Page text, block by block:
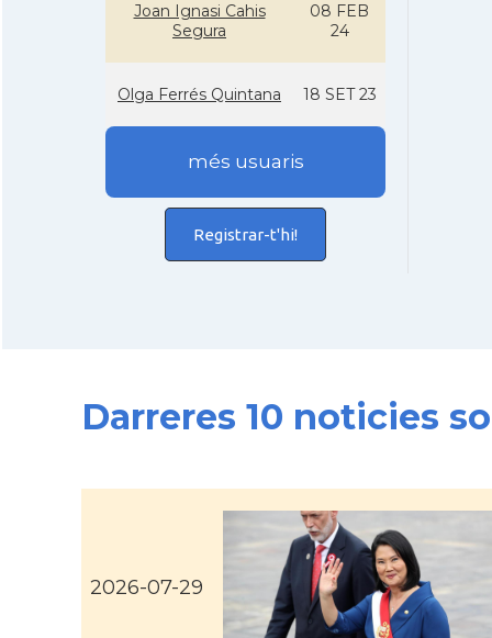
Joan Ignasi Cahis
Segura
08 FEB
24
Olga Ferrés Quintana 18 SET 23
més usuaris
Registrar-t'hi!
Darreres 10 noticies
2026-07-29